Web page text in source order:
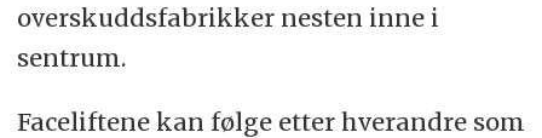
overskuddsfabrikker nesten inne i
sentrum.
Faceliftene kan følge etter hverandre som